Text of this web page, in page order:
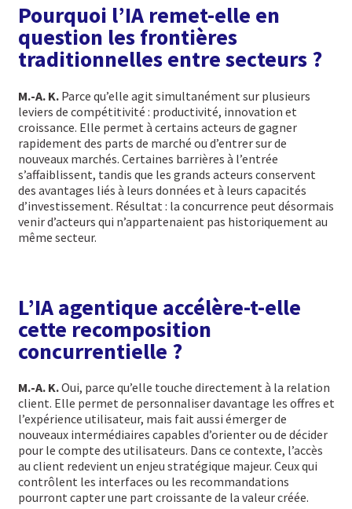
Pourquoi l’IA remet-elle en
question les frontières
traditionnelles entre secteurs ?
M.-A. K.Parce qu’elle agit simultanément sur plusieurs
leviers de compétitivité : productivité, innovation et
croissance. Elle permet à certains acteurs de gagner
rapidement des parts de marché ou d’entrer sur de
nouveaux marchés. Certaines barrières à l’entrée
s’affaiblissent, tandis que les grands acteurs conservent
des avantages liés à leurs données et à leurs capacités
d’investissement. Résultat : la concurrence peut désormais
venir d’acteurs qui n’appartenaient pas historiquement au
même secteur.
L’IA agentique accélère-t-elle
cette recomposition
concurrentielle ?
M.-A. K.Oui, parce qu’elle touche directement à la relation
client. Elle permet de personnaliser davantage les offres et
l’expérience utilisateur, mais fait aussi émerger de
nouveaux intermédiaires capables d’orienter ou de décider
pour le compte des utilisateurs. Dans ce contexte, l’accès
au client redevient un enjeu stratégique majeur. Ceux qui
contrôlent les interfaces ou les recommandations
pourront capter une part croissante de la valeur créée.